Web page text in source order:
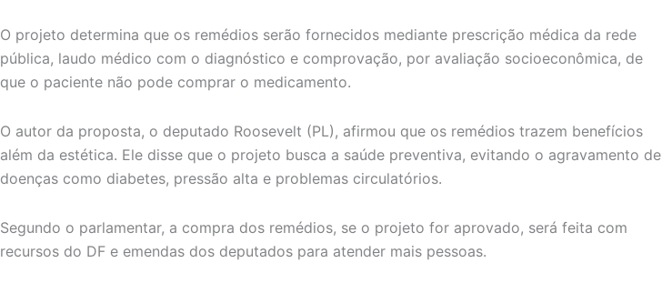
O projeto determina que os remédios serão fornecidos mediante prescrição médica da rede
pública, laudo médico com o diagnóstico e comprovação, por avaliação socioeconômica, de
que o paciente não pode comprar o medicamento.
O autor da proposta, o deputado Roosevelt (PL), afirmou que os remédios trazem benefícios
além da estética. Ele disse que o projeto busca a saúde preventiva, evitando o agravamento de
doenças como diabetes, pressão alta e problemas circulatórios.
Segundo o parlamentar, a compra dos remédios, se o projeto for aprovado, será feita com
recursos do DF e emendas dos deputados para atender mais pessoas.